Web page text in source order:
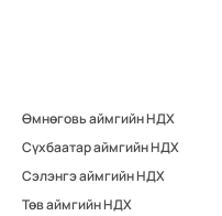
Өмнөговь аймгийн НДХ
Сүхбаатар аймгийн НДХ
Сэлэнгэ аймгийн НДХ
Төв аймгийн НДХ